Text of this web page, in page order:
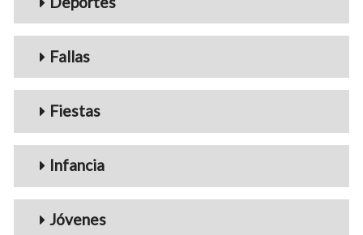
Fallas
Fiestas
Infancia
Jóvenes